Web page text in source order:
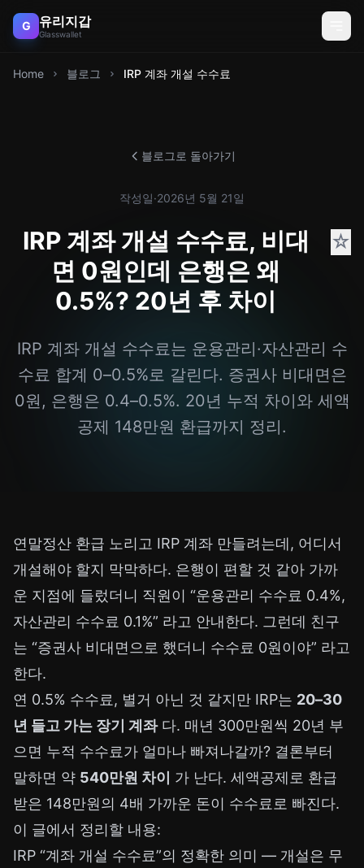
G 유리지갑
Glasswallet
Home 블로그 IRP 계좌 개설 수수료
블로그로 돌아가기
작성일·2026년 5월 21일
IRP 계좌 개설 수수료, 비대
면 0원인데 은행은 왜
0.5%? 20년 후 차이
☆
IRP 계좌 개설 수수료는 운용관리·자산관리 수
수료 합계 0–0.5%로 갈린다. 증권사 비대면은
0원, 은행은 0.4–0.5%. 20년 누적 차이와 세액
공제 148만원 환급까지 정리.
연말정산 환급 노리고 IRP 계좌 만들려는데, 어디서
개설해야 할지 막막하다. 은행이 편할 것 같아 가까
운 지점에 들렀더니 직원이 “운용관리 수수료 0.4%,
자산관리 수수료 0.1%” 라고 안내한다. 그런데 친구
는 “증권사 비대면으로 했더니 수수료 0원이야” 라고
한다.
연 0.5% 수수료, 별거 아닌 것 같지만 IRP는 20–30
년 들고 가는 장기 계좌다. 매년 300만원씩 20년 부
으면 누적 수수료가 얼마나 빠져나갈까? 결론부터
말하면 약 540만원 차이
가 난다. 세액공제로 환급
받은 148만원의 4배 가까운 돈이 수수료로 빠진다.
이 글에서 정리할 내용:
IRP “계좌 개설 수수료”의 정확한 의미 — 개설은 무